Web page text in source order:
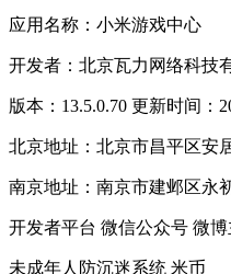
应用名称：小米游戏中心
开发者：北京瓦力网络科技
版本：13.5.0.70 更新时间：
北京地址：北京市昌平区安
南京地址：南京市建邺区永
开发者平台 微信公众号 微
未成年人防沉迷系统 米币